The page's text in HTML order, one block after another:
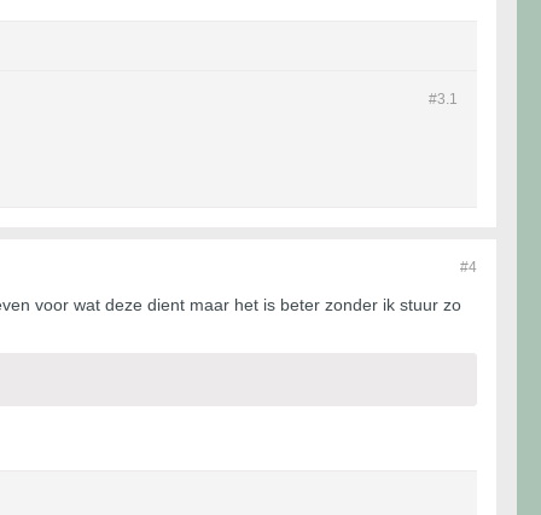
#3.1
#4
voor wat deze dient maar het is beter zonder ik stuur zo